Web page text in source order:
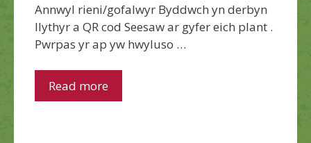
Annwyl rieni/gofalwyr Byddwch yn derbyn
llythyr a QR cod Seesaw ar gyfer eich plant .
Pwrpas yr ap yw hwyluso …
Read more